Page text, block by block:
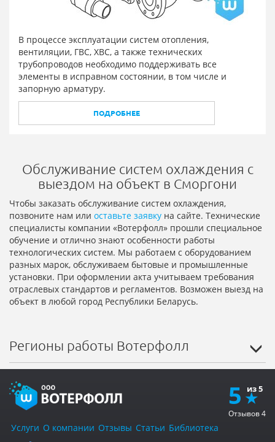
В процессе эксплуатации систем отопления,
вентиляции, ГВС, ХВС, а также технических
трубопроводов необходимо поддерживать все
элементы в исправном состоянии, в том числе и
запорную арматуру.
ПОДРОБНЕЕ
Обслуживание систем охлаждения с
выездом на объект в Сморгони
Чтобы заказать обслуживание систем охлаждения,
позвоните нам или оставьте заявку на сайте. Технические
специалисты компании «Вотерфолл» прошли специальное
обучение и отлично знают особенности работы
технологических систем. Мы работаем с оборудованием
разных марок, обслуживаем бытовые и промышленные
установки. При оформлении акта учитываем требования
отраслевых стандартов и регламентов. Возможен выезд на
объект в любой город Республики Беларусь.
Регионы работы Вотерфолл
5
Отзывов4
Услуги О компании Отзывы Статьи Библиотека